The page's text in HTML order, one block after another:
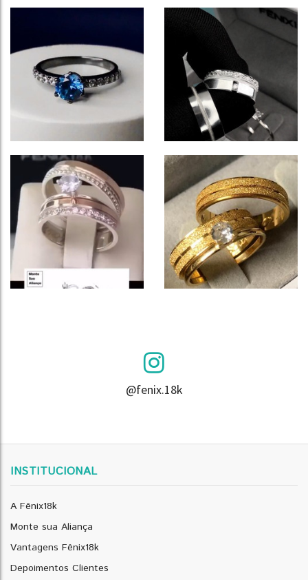
@fenix.18k
INSTITUCIONAL
A Fênix18k
Monte sua Aliança
Vantagens Fênix18k
Depoimentos Clientes